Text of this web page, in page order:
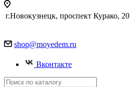
г.Новокузнецк, проспект Курако, 20
shop@moyedem.ru
Вконтакте